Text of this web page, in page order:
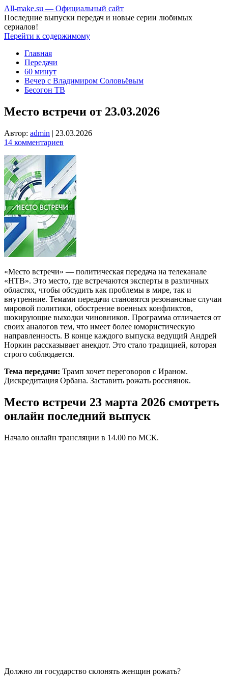
All-make.su — Официальный сайт
Последние выпуски передач и новые серии любимых
сериалов!
Перейти к содержимому
Главная
Передачи
60 минут
Вечер с Владимиром Соловьёвым
Бесогон ТВ
Место встречи от 23.03.2026
Автор: admin | 23.03.2026
14 комментариев
«Место встречи» — политическая передача на телеканале
«НТВ». Это место, где встречаются эксперты в различных
областях, чтобы обсудить как проблемы в мире, так и
внутренние. Темами передачи становятся резонансные случаи
мировой политики, обострение военных конфликтов,
шокирующие выходки чиновников. Программа отличается от
своих аналогов тем, что имеет более юмористическую
направленность. В конце каждого выпуска ведущий Андрей
Норкин рассказывает анекдот. Это стало традицией, которая
строго соблюдается.
Тема передачи: Трамп хочет переговоров с Ираном.
Дискредитация Орбана. Заставить рожать россиянок.
Место встречи 23 марта 2026 смотреть
онлайн последний выпуск
Начало онлайн трансляции в 14.00 по МСК.
Должно ли государство склонять женщин рожать?